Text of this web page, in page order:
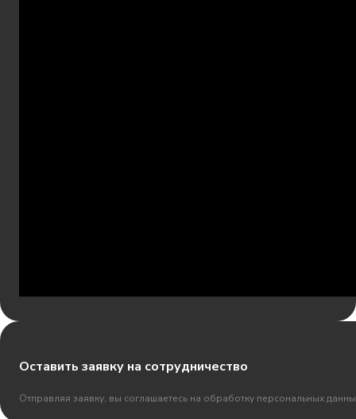
Оставить заявку на сотрудничество
Отправляя заявку, вы соглашаетесь на обработку персональных